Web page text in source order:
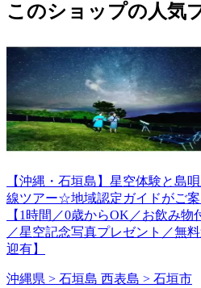
このショップの人気
【沖縄・石垣島】星空体験と島
線ツアー☆地域認定ガイドがご
【1時間／0歳からOK／お飲み物
／星空記念写真プレゼント／無
迎有】
沖縄県 > 石垣島 西表島 > 石垣市